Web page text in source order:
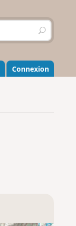
R
e
h
e
r
r
Connexion